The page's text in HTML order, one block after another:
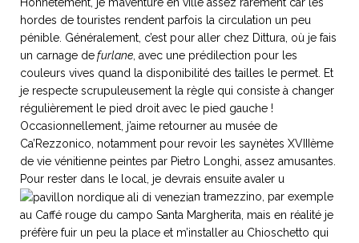
hordes de touristes rendent parfois la circulation un peu
pénible. Généralement, c’est pour aller chez Dittura, où je fais
un carnage defurlane , avec une prédilection pour les
couleurs vives quand la disponibilité des tailles le permet. Et
je respecte scrupuleusement la règle qui consiste à changer
régulièrement le pied droit avec le pied gauche !
Occasionnellement, j’aime retourner au musée de
Ca’Rezzonico, notamment pour revoir les saynètes XVIIIème
de vie vénitienne peintes par Pietro Longhi, assez amusantes.
Pour rester dans le local, je devrais ensuite avaler u
n tramezzino, par exemple
au Caffé rouge du campo Santa Margherita, mais en réalité je
préfère fuir un peu la place et m’installer au Chioschetto qui